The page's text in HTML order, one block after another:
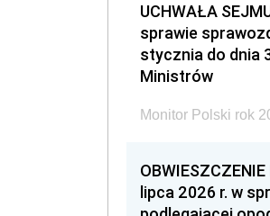
UCHWAŁA
sprawie
stycznia do dnia
Ministrów
Monitor Polski rok
lipca 2026 r. w